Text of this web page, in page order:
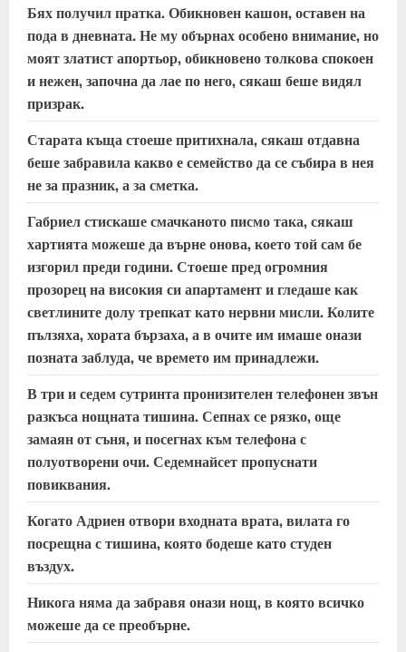
Бях получил пратка. Обикновен кашон, оставен на
пода в дневната. Не му обърнах особено внимание, но
моят златист апортьор, обикновено толкова спокоен
и нежен, започна да лае по него, сякаш беше видял
призрак.
Старата къща стоеше притихнала, сякаш отдавна
беше забравила какво е семейство да се събира в нея
не за празник, а за сметка.
Габриел стискаше смачканото писмо така, сякаш
хартията можеше да върне онова, което той сам бе
изгорил преди години. Стоеше пред огромния
прозорец на високия си апартамент и гледаше как
светлините долу трепкат като нервни мисли. Колите
пълзяха, хората бързаха, а в очите им имаше онази
позната заблуда, че времето им принадлежи.
В три и седем сутринта пронизителен телефонен звън
разкъса нощната тишина. Сепнах се рязко, още
замаян от съня, и посегнах към телефона с
полуотворени очи. Седемнайсет пропуснати
повиквания.
Когато Адриен отвори входната врата, вилата го
посрещна с тишина, която бодеше като студен
въздух.
Никога няма да забравя онази нощ, в която всичко
можеше да се преобърне.